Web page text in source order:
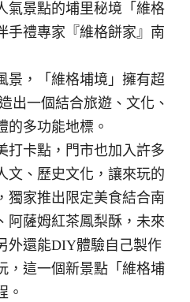
氣景點的埔里秘境「維格
手禮專家『維格餅家』南
景，「維格埔境」擁有超
出一個結合旅遊、文化、
的多功能地標。
打卡點，門市也加入許多
文、歷史文化，讓來玩的
獨家推出限定美食結合南
阿薩姆紅茶鳳梨酥 ，未來
外還能DIY體驗自己製作
，這一個新景點「維格埔
。